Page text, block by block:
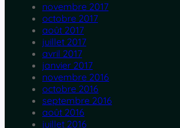
novembre 2017
octobre 2017
août 2017
juillet 2017
avril 2017
janvier 2017
novembre 2016
octobre 2016
septembre 2016
août 2016
juillet 2016